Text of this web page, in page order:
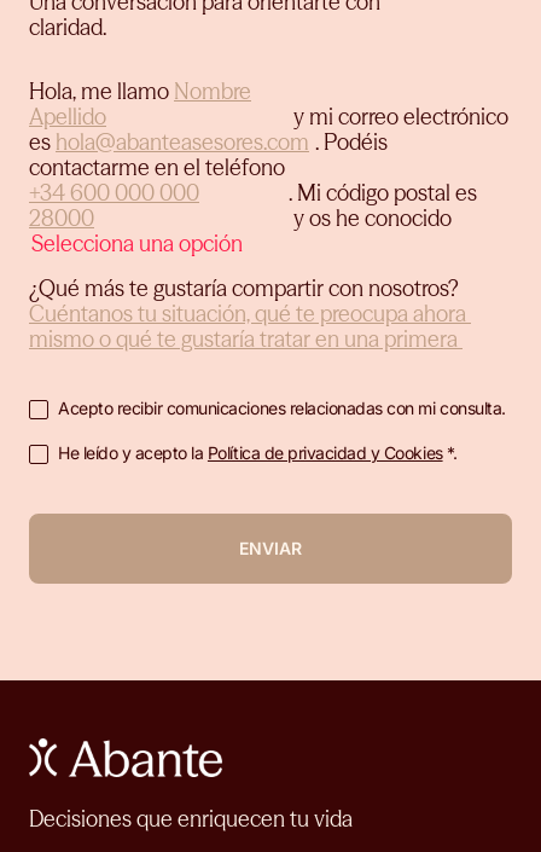
claridad.
Hola, me llamo
y mi correo electrónico
es
. Podéis
contactarme en el teléfono
. Mi código postal es
y os he conocido
¿Qué más te gustaría compartir con nosotros?
Acepto recibir comunicaciones relacionadas con mi consulta.
He leído y acepto la Política de privacidad y Cookies*.
ENVIAR
Decisiones que enriquecen tu vida